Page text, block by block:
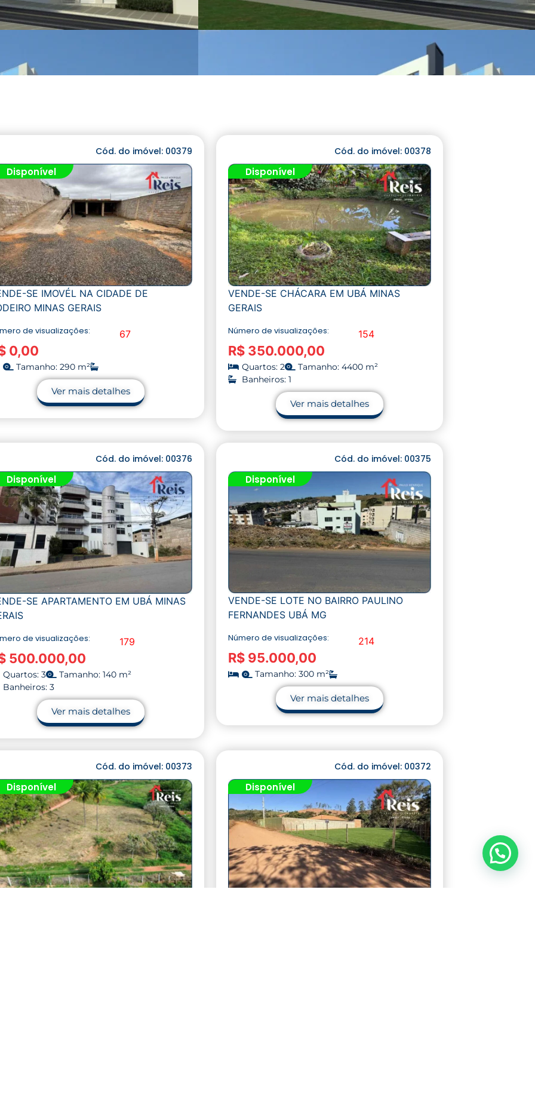
Cód. do imóvel: 00379
Disponível
SE IMOVÉL NA CIDADE DE
MINAS GERAIS
de visualizações: 67
0,00
Tamanho: 290 m²
Ver mais detalhes
Cód. do imóvel: 00378
Disponível
VENDE-SE CHÁCARA EM UBÁ MINAS
GERAIS
Número de visualizações: 154
R$ 350.000,00
Quartos: 2
Tamanho: 4400 m²
Banheiros: 1
Ver mais detalhes
Cód. do imóvel: 00376
Disponível
SE APARTAMENTO EM UBÁ MINAS
de visualizações: 179
500.000,00
Quartos: 3
Tamanho: 140 m²
Banheiros: 3
Ver mais detalhes
Cód. do imóvel: 00375
Disponível
VENDE-SE LOTE NO BAIRRO PAULINO
FERNANDES UBÁ MG
Número de visualizações: 214
R$ 95.000,00
Tamanho: 300 m²
Ver mais detalhes
Cód. do imóvel: 00373
Disponível
Cód. do imóvel: 00372
Disponível
Precisa de ajuda?